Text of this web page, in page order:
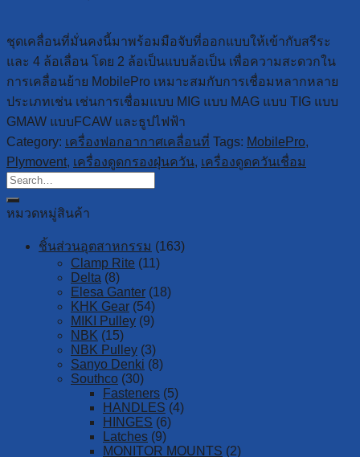
ชุดเคลื่อนที่มั่นคงนี้มาพร้อมมือจับที่ออกแบบให้เข้ากับสรีระ
และ 4 ล้อเลื่อน โดย 2 ล้อเป็นแบบล้อเป็น เพื่อความสะดวกใน
การเคลื่อนย้าย MobilePro เหมาะสมกับการเชื่อมหลากหลาย
ประเภทเช่น เช่นการเชื่อมแบบ MIG แบบ MAG แบบ TIG แบบ
GMAW แบบFCAW และธูปไฟฟ้า
Category: เครื่องฟอกอากาศเคลื่อนที่ Tags: MobilePro,
Plymovent, เครื่องดูดกรองฝุ่นควัน, เครื่องดูดควันเชื่อม
หมวดหมู่สินค้า
ชิ้นส่วนอุตสาหกรรม (163)
Clamp Rite (11)
Delta (8)
Elesa Ganter (18)
KHK Gear (54)
MIKI Pulley (9)
NBK (15)
NBK Pulley (3)
Sanyo Denki (8)
Southco (30)
Fasteners (5)
HANDLES (4)
HINGES (6)
Latches (9)
MONITOR MOUNTS (2)